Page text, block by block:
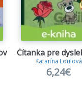
Katarína Loulová
6,24€